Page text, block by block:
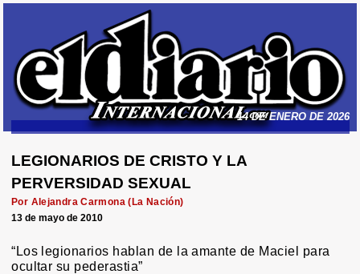
14 DE ENERO DE 2026
LEGIONARIOS DE CRISTO Y LA
PERVERSIDAD SEXUAL
Por Alejandra Carmona (La Nación)
13 de mayo de 2010
“Los legionarios hablan de la amante de Maciel para
ocultar su pederastia”